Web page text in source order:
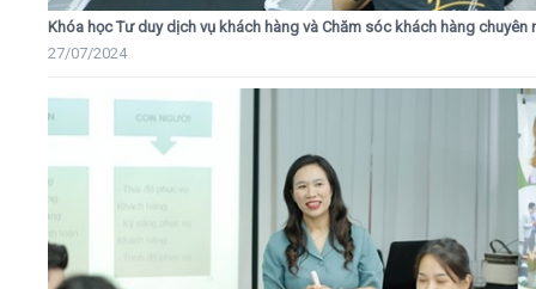
Khóa học Tư duy dịch vụ khách hàng và Chăm sóc khách hàng chuyên
27/07/2024